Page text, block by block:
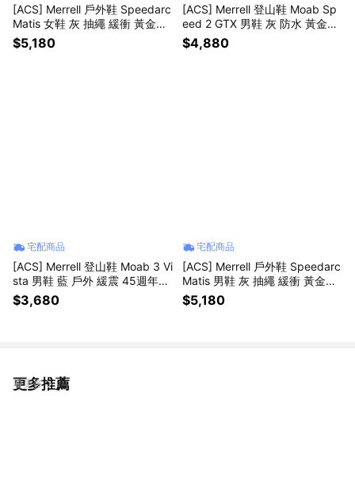
[ACS] Merrell 戶外鞋 Speedarc
Matis 女鞋 灰 抽繩 緩衝 黃金大
底 山系 ML00005516
$5,180
[ACS] Merrell 登山鞋 Moab Sp
eed 2 GTX 男鞋 灰 防水 黃金大
底 戶外 緩衝 ML00005806
$4,880
宅配商品
[ACS] Merrell 登山鞋 Moab 3 Vi
sta 男鞋 藍 戶外 緩震 45週年限
定款 ML00005591
$3,680
宅配商品
[ACS] Merrell 戶外鞋 Speedarc
Matis 男鞋 灰 抽繩 緩衝 黃金大
底 山系 ML00005511
$5,180
更多推薦
看更多